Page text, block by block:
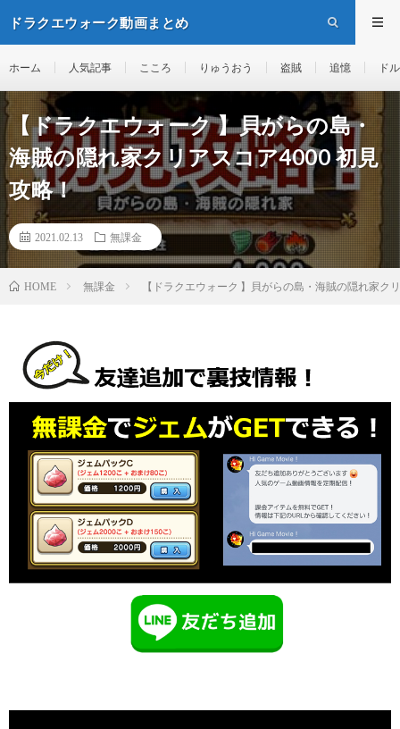
ドラクエウォーク動画まとめ
ホーム 人気記事 こころ りゅうおう 盗賊 追憶 ド
【ドラクエウォーク 】貝がらの島・
海賊の隠れ家クリアスコア4000 初見
攻略！
2021.02.13 無課金
HOME 無課金 【ドラクエウォーク 】貝がらの島・海賊の隠れ家ク